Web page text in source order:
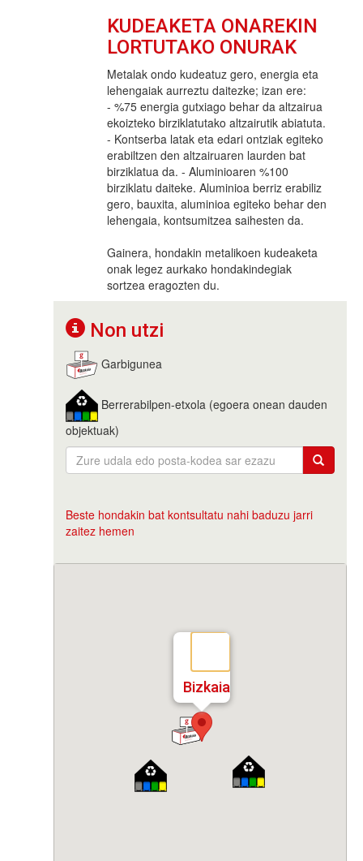
KUDEAKETA ONAREKIN
LORTUTAKO ONURAK
Metalak ondo kudeatuz gero, energia eta
lehengaiak aurreztu daitezke; izan ere:
- %75 energia gutxiago behar da altzairua
ekoizteko birziklatutako altzairutik abiatuta.
- Kontserba latak eta edari ontziak egiteko
erabiltzen den altzairuaren laurden bat
birziklatua da. - Aluminioaren %100
birziklatu daiteke. Aluminioa berriz erabiliz
gero, bauxita, aluminioa egiteko behar den
lehengaia, kontsumitzea saihesten da.
Gainera, hondakin metalikoen kudeaketa
onak legez aurkako hondakindegiak
sortzea eragozten du.
Non utzi
Garbigunea
Berrerabilpen-etxola (egoera onean dauden
objektuak)
Beste hondakin bat kontsultatu nahi baduzu jarri
zaitez hemen
Bizkaia